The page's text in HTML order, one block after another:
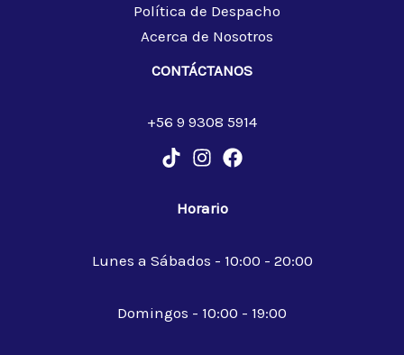
Política de Despacho
Acerca de Nosotros
CONTÁCTANOS
+56 9 9308 5914
Horario
Lunes a Sábados - 10:00 - 20:00
Domingos - 10:00 - 19:00